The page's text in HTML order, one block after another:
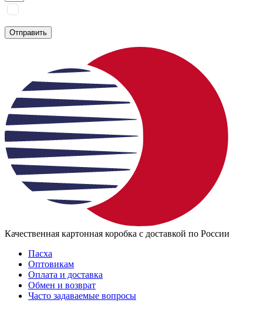
Отправить
Качественная картонная коробка с доставкой по России
Пасха
Оптовикам
Оплата и доставка
Обмен и возврат
Часто задаваемые вопросы